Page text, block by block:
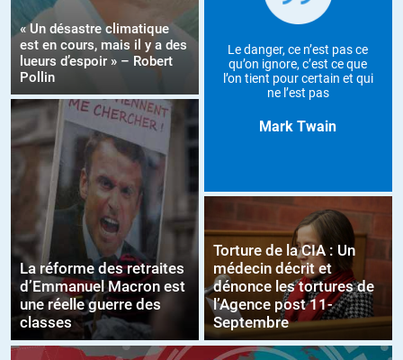
« Un désastre climatique
est en cours, mais il y a des
lueurs d’espoir » – Robert
Pollin
La réforme des retraites
d’Emmanuel Macron est
une réelle guerre des
classes
Le danger, ce n’est pas ce
qu’on ignore, c’est ce que
l’on tient pour certain et qui
ne l’est pas
Mark Twain
Torture de la CIA : Un
médecin décrit et
dénonce les tortures de
l’Agence post 11-
Septembre